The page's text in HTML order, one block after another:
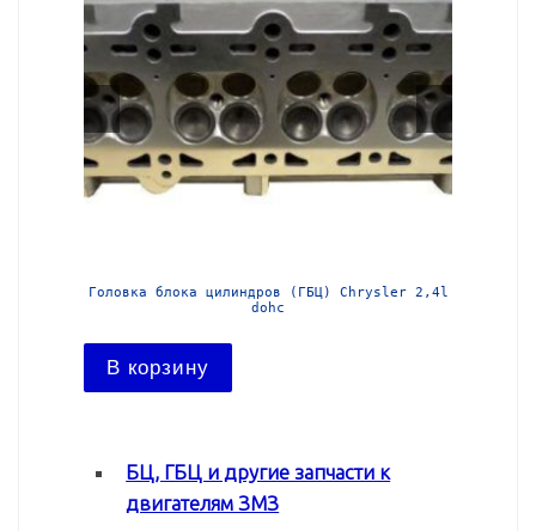
Головка блока цилиндров (ГБЦ) Chrysler 2,4l
dohc
В корзину
БЦ, ГБЦ и другие запчасти к
двигателям ЗМЗ